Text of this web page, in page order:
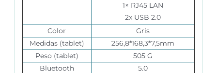
1× RJ45 LAN
2x USB 2.0
Color
Gris
Medidas (tablet)
256,8*168,3*7,5mm
Peso (tablet)
505 G
Bluetooth
5.0